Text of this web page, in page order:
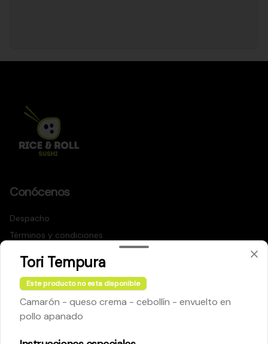
Conócenos
Despacho
Términos y condiciones
Redes sociales
Instagram
Facebook
Tori Tempura
Este producto no esta disponible
Camarón - queso crema - cebollín - envuelto en
pollo apanado